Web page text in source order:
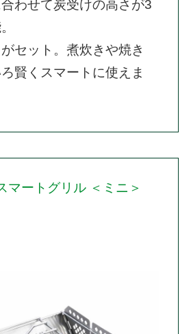
わせて炭受けの高さが3
セット。煮炊きや焼き
賢くスマートに使えま
マートグリル ＜ミニ＞